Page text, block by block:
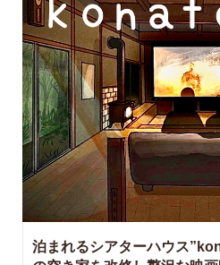
泊まれるシアターハウス